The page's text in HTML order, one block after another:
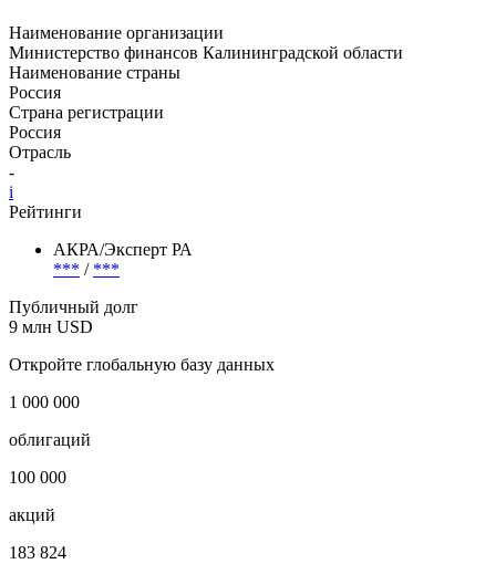
Наименование организации
Министерство финансов Калининградской области
Наименование страны
Россия
Страна регистрации
Россия
Отрасль
-
i
Рейтинги
АКРА/Эксперт РА
*** / ***
Публичный долг
9 млн USD
Откройте глобальную базу данных
1 000 000
облигаций
100 000
акций
183 824